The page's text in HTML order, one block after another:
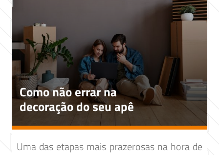
Como não errar na
decoração do seu apê
Uma das etapas mais prazerosas na hora de